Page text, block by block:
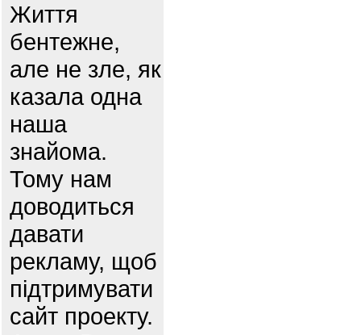
Життя
бентежне,
але не зле, як
казала одна
наша
знайома.
Тому нам
доводиться
давати
рекламу, щоб
підтримувати
сайт проекту.